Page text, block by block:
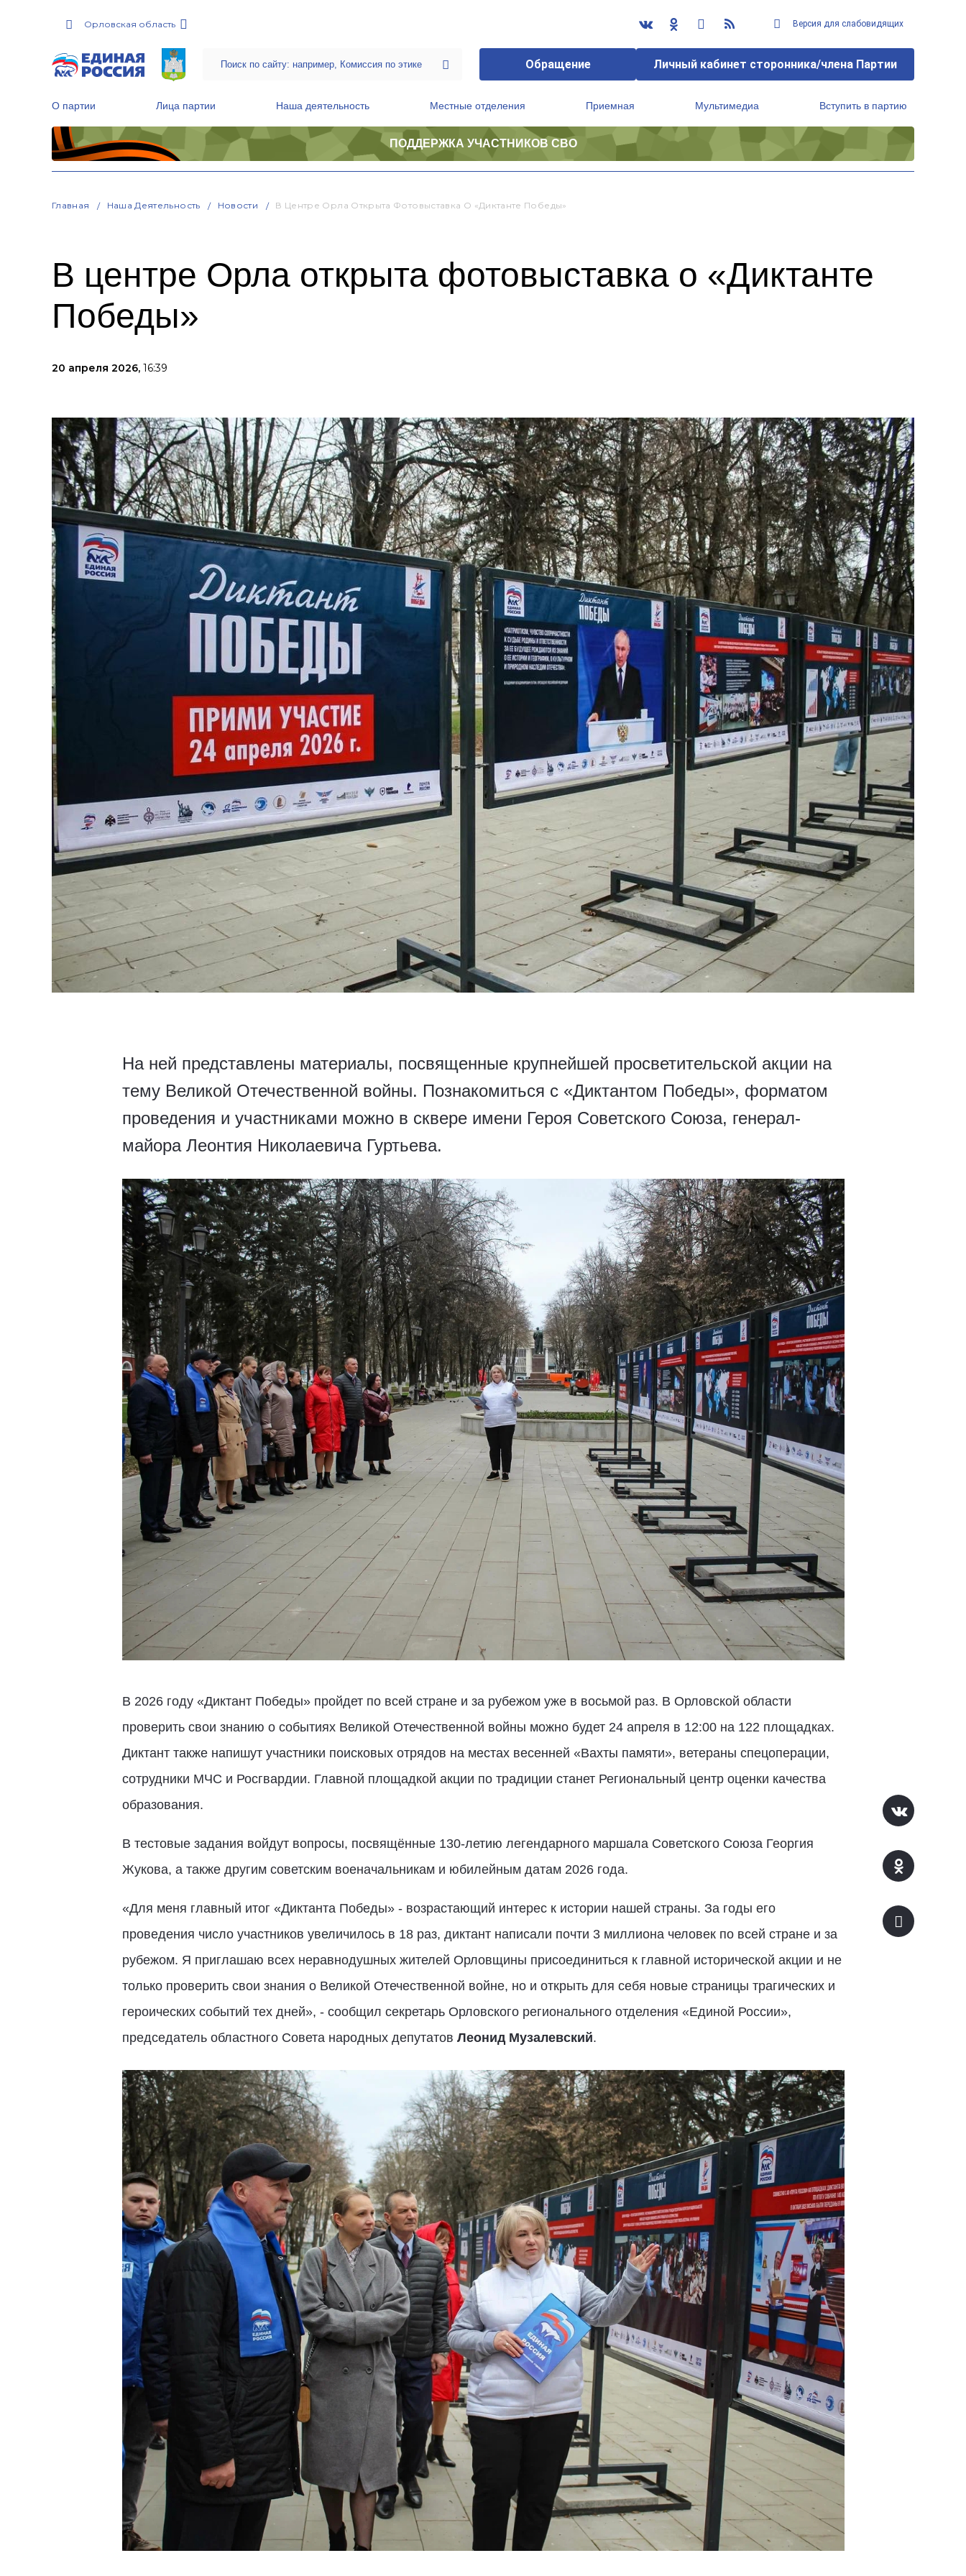
Орловская область Версия для слабовидящих
Обращение Личный кабинет сторонника/члена Партии
О партии Лица партии Наша деятельность Местные отделения Приемная Мультимедиа Вступить в партию
ПОДДЕРЖКА УЧАСТНИКОВ СВО
Главная Наша Деятельность Новости В Центре Орла Открыта Фотовыставка О «Диктанте Победы»
В центре Орла открыта фотовыставка о «Диктанте
Победы»
20 апреля 2026, 16:39
На ней представлены материалы, посвященные крупнейшей просветительской акции на
тему Великой Отечественной войны. Познакомиться с «Диктантом Победы», форматом
проведения и участниками можно в сквере имени Героя Советского Союза, генерал-
майора Леонтия Николаевича Гуртьева.
В 2026 году «Диктант Победы» пройдет по всей стране и за рубежом уже в восьмой раз. В Орловской области
проверить свои знанию о событиях Великой Отечественной войны можно будет 24 апреля в 12:00 на 122 площадках.
Диктант также напишут участники поисковых отрядов на местах весенней «Вахты памяти», ветераны спецоперации,
сотрудники МЧС и Росгвардии. Главной площадкой акции по традиции станет Региональный центр оценки качества
образования.
В тестовые задания войдут вопросы, посвящённые 130-летию легендарного маршала Советского Союза Георгия
Жукова, а также другим советским военачальникам и юбилейным датам 2026 года.
«Для меня главный итог «Диктанта Победы» - возрастающий интерес к истории нашей страны. За годы его
проведения число участников увеличилось в 18 раз, диктант написали почти 3 миллиона человек по всей стране и за
рубежом. Я приглашаю всех неравнодушных жителей Орловщины присоединиться к главной исторической акции и не
только проверить свои знания о Великой Отечественной войне, но и открыть для себя новые страницы трагических и
героических событий тех дней», - сообщил секретарь Орловского регионального отделения «Единой России»,
председатель областного Совета народных депутатов Леонид Музалевский.